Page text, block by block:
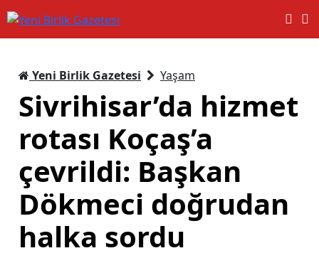
Yeni Birlik Gazetesi Yaşam
Sivrihisar’da hizmet
rotası Koçaş’a
çevrildi: Başkan
Dökmeci doğrudan
halka sordu